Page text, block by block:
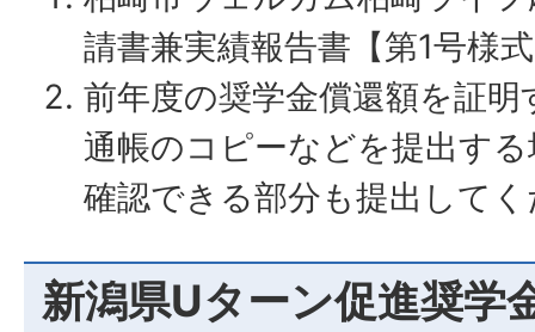
請書兼実績報告書【第1号様
前年度の奨学金償還額を証
通帳のコピーなどを提出す
確認できる部分も提出して
新潟県Uターン促進奨学